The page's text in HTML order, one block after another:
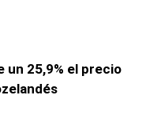
un 25,9% el precio